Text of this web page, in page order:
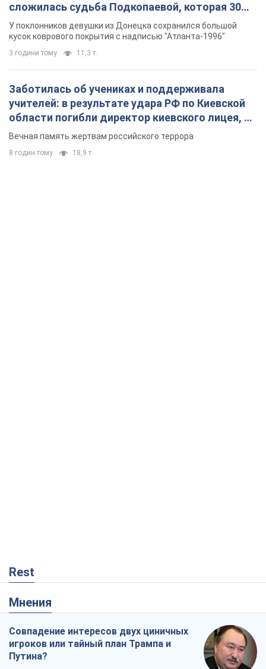
сложилась судьба Подкопаевой, которая 30
лет назад завоевала "золото" Олимпиады
У поклонников девушки из Донецка сохранился большой
кусок коврового покрытия с надписью "Атланта-1996"
3 години тому 11,3 т.
Заботилась об учениках и поддерживала
учителей: в результате удара РФ по Киевской
области погибли директор киевского лицея, её
муж и внук
Вечная память жертвам российского террора
8 годин тому 18,9 т.
Rest
Мнения
Совпадение интересов двух циничных
игроков или тайный план Трампа и
Путина?